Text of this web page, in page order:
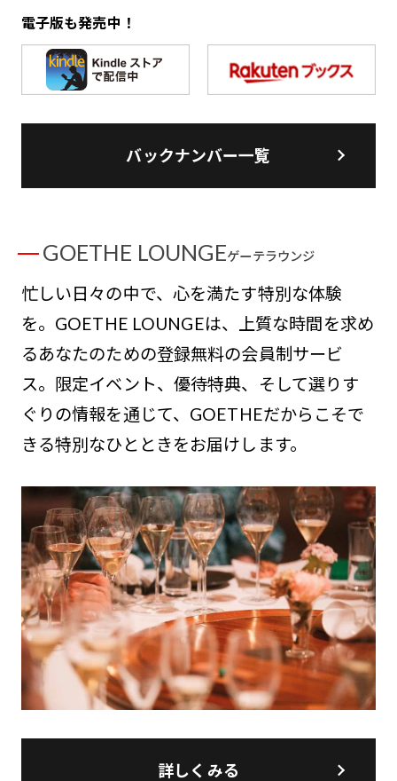
電子版も発売中！
バックナンバー一覧
GOETHE LOUNGEゲーテラウンジ
忙しい日々の中で、心を満たす特別な体験
を。GOETHE LOUNGEは、上質な時間を求め
るあなたのための登録無料の会員制サービ
ス。限定イベント、優待特典、そして選りす
ぐりの情報を通じて、GOETHEだからこそで
きる特別なひとときをお届けします。
詳しくみる